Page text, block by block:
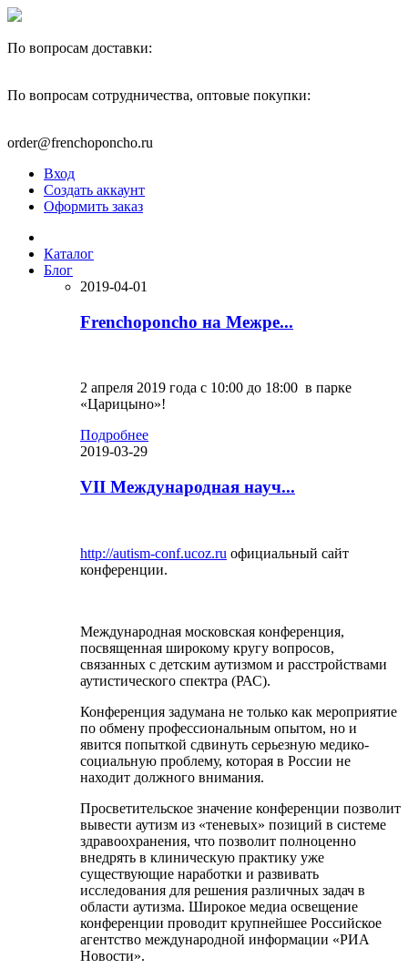
По вопросам доставки:
По вопросам сотрудничества, оптовые покупки:
order@frenchoponcho.ru
Вход
Создать аккаунт
Оформить заказ
Каталог
Блог
2019-04-01
Frenchoponcho на Межре...
2 апреля 2019 года с 10:00 до 18:00 в парке
«Царицыно»!
Подробнее
2019-03-29
VII Международная науч...
http://autism-conf.ucoz.ru официальный сайт
конференции.
Международная московская конференция,
посвященная широкому кругу вопросов,
связанных с детским аутизмом и расстройствами
аутистического спектра (РАС).
Конференция задумана не только как мероприятие
по обмену профессиональным опытом, но и
явится попыткой сдвинуть серьезную медико-
социальную проблему, которая в России не
находит должного внимания.
Просветительское значение конференции позволит
вывести аутизм из «теневых» позиций в системе
здравоохранения, что позволит полноценно
внедрять в клиническую практику уже
существующие наработки и развивать
исследования для решения различных задач в
области аутизма. Широкое медиа освещение
конференции проводит крупнейшее Российское
агентство международной информации «РИА
Новости».